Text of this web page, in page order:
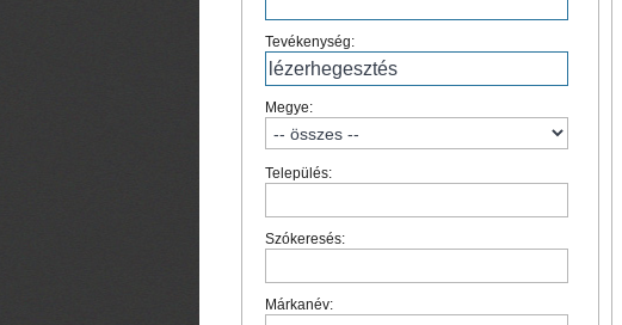
Tevékenység:
Megye:
Település:
Szókeresés:
Márkanév: